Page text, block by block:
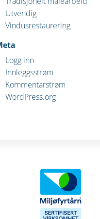
Utvendig
Vindusrestaurering
Logg inn
Innleggsstrøm
Kommentarstrøm
WordPress.org